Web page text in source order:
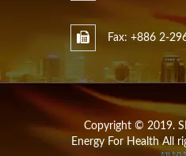
Fax: +886 2-
Copyright © 2019.
Energy For Health All